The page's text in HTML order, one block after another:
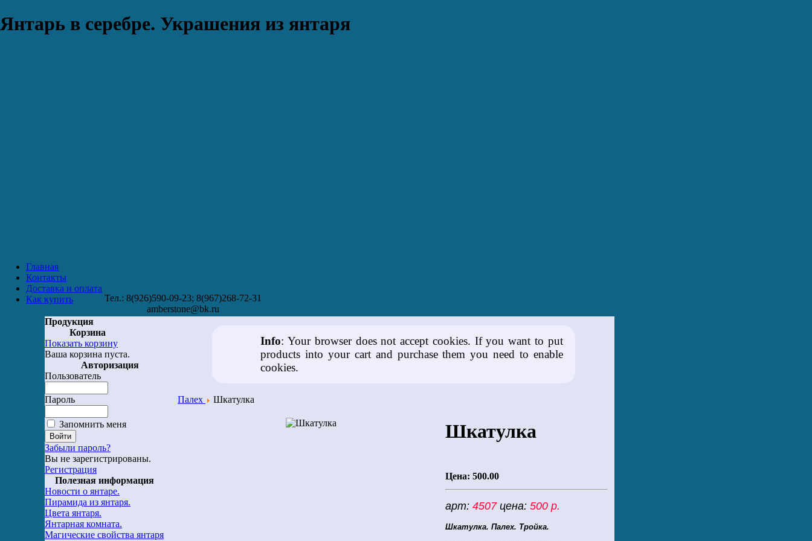
Янтарь в серебре. Украшения из янтаря
Главная
Контакты
Доставка и оплата
Как купить
Тел.: 8(926)590-09-23; 8(967)268-72-31
amberstone@bk.ru
Продукция
Корзина
Показать корзину
Ваша корзина пуста.
Авторизация
Пользователь
Пароль
Запомнить меня
Забыли пароль?
Вы не зарегистрированы.
Регистрация
Полезная информация
Новости о янтаре.
Пирамида из янтаря.
Цвета янтаря.
Янтарная комната.
Магические свойства янтаря
Info: Your browser does not accept cookies. If you want to put
products into your cart and purchase them you need to enable
cookies.
Палех Шкатулка
Шкатулка
Цена: 500.00
арт: 4507цена: 500 р.
Шкатулка. Палех. Тройка.